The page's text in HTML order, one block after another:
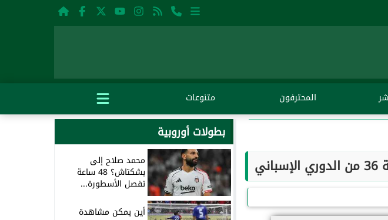
المحترفون متنوعات
بطولات أوروبية
محمد صلاح إلى
بشكتاش؟ 48 ساعة
تفصل الأسطورة...
أين يمكن مشاهدة